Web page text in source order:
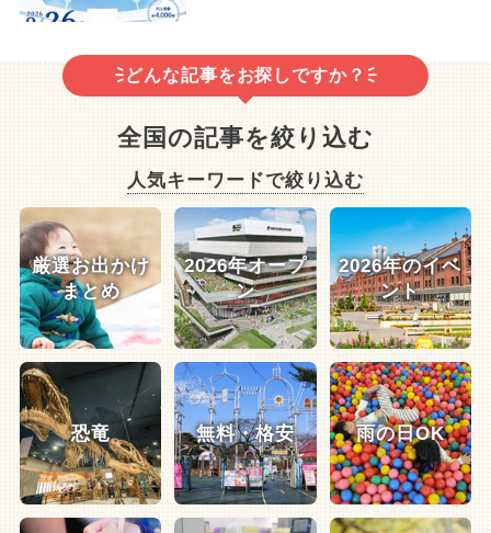
どんな記事をお探しですか？
全国の記事を絞り込む
人気キーワードで絞り込む
厳選お出かけ
まとめ
2026年オープ
ン
2026年のイベ
ント
恐竜 無料・格安 雨の日OK